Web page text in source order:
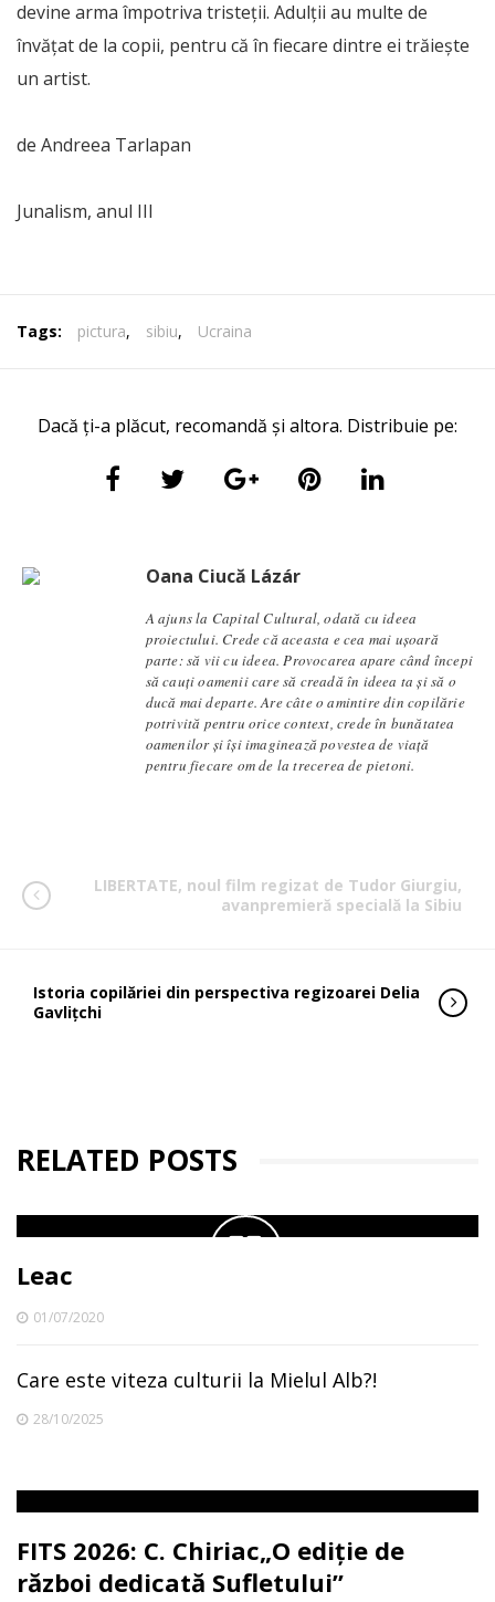
devine arma împotriva tristeții. Adulții au multe de
învățat de la copii, pentru că în fiecare dintre ei trăiește
un artist.
de Andreea Tarlapan
Junalism, anul III
Tags: pictura, sibiu, Ucraina
Dacă ți-a plăcut, recomandă și altora. Distribuie pe:
Oana Ciucă Lázár
A ajuns la Capital Cultural, odată cu ideea
proiectului. Crede că aceasta e cea mai ușoară
parte: să vii cu ideea. Provocarea apare când începi
să cauți oamenii care să creadă în ideea ta și să o
ducă mai departe. Are câte o amintire din copilărie
potrivită pentru orice context, crede în bunătatea
oamenilor și își imaginează povestea de viață
pentru fiecare om de la trecerea de pietoni.
LIBERTATE, noul film regizat de Tudor Giurgiu,
avanpremieră specială la Sibiu
Istoria copilăriei din perspectiva regizoarei Delia
Gavlițchi
RELATED POSTS
Leac
01/07/2020
Care este viteza culturii la Mielul Alb?!
28/10/2025
FITS 2026: C. Chiriac„O ediție de
război dedicată Sufletului”